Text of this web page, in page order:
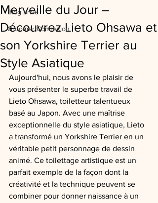
Blog privé
Groomer Connexion
Merveille du Jour –
Découvrez Lieto Ohsawa et
son Yorkshire Terrier au
Style Asiatique
Aujourd'hui, nous avons le plaisir de
vous présenter le superbe travail de
Lieto Ohsawa, toiletteur talentueux
basé au Japon. Avec une maîtrise
exceptionnelle du style asiatique, Lieto
a transformé un Yorkshire Terrier en un
véritable petit personnage de dessin
animé. Ce toilettage artistique est un
parfait exemple de la façon dont la
créativité et la technique peuvent se
combiner pour donner naissance à un